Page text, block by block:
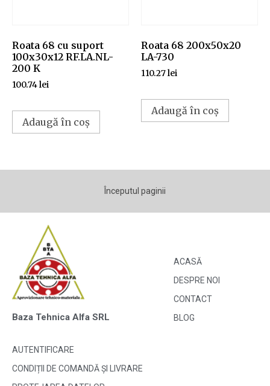
Roata 68 cu suport
100x30x12 RF.LA.NL-
200 K
100.74lei
Adaugă în coș
Roata 68 200x50x20
LA-730
110.27lei
Adaugă în coș
Începutul paginii
Baza Tehnica Alfa SRL
ACASĂ
DESPRE NOI
CONTACT
BLOG
AUTENTIFICARE
CONDIȚII DE COMANDĂ ȘI LIVRARE